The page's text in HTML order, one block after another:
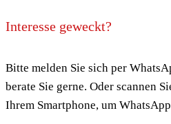
Interesse geweckt?
Bitte melden Sie sich per
berate Sie gerne. Oder scannen
Ihrem Smartphone, um